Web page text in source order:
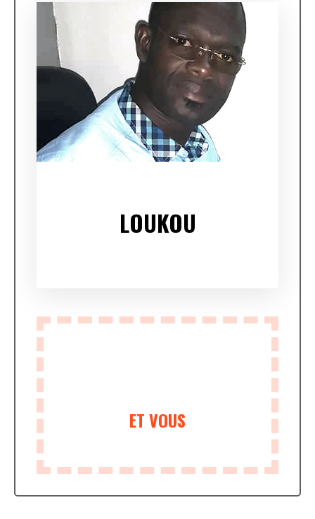
LOUKOU
ET VOUS